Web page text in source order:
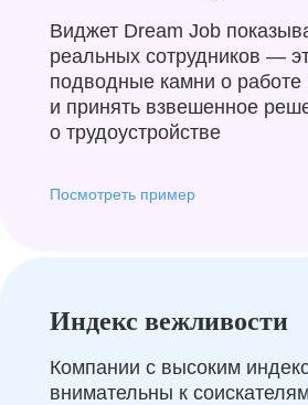
Виджет Dream Job
реальных сотрудников —
подводные камни о работе
и принять взвешенное
о трудоустройстве
Посмотреть пример
Индекс вежливости
Компании с высоким
внимательны к